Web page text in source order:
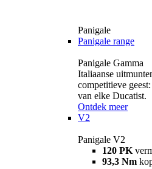
Panigale
Panigale range
Panigale Gamma
Italiaanse
competitieve
van elke Ducatist.
Ontdek meer
V2
Panigale V2
120 PK
93,3 Nm